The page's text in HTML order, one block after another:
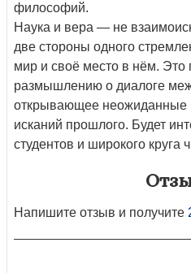
философий.
Наука и вера — не
две стороны одного
мир и своё место в нём. Это
размышлению о диалоге
открывающее неожиданные
исканий прошлого. Будет
студентов и широкого круга
Напишите отзыв и получите